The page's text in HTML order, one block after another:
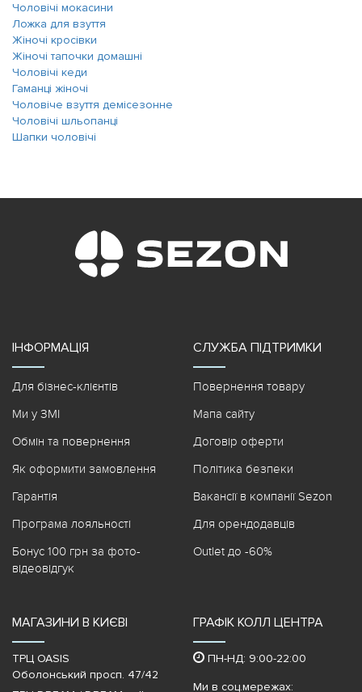
Чоловічі мокасини
Ложка для взуття
Жіночі кросівки
Жіночі тапочки домашні
Чоловічі кеди
Гаманці жіночі
Чоловіче взуття демісезонне
Чоловічі шльопанці
Шапки чоловічі
ІНФОРМАЦІЯ
Для бізнес-клієнтів
Ми у ЗМІ
Обмін та повернення
Як оформити замовлення
Гарантія
Програма лояльності
Бонус 100 грн за фото-
відеовідгук
СЛУЖБА ПІДТРИМКИ
Повернення товару
Мапа сайту
Договір оферти
Політика безпеки
Вакансії в компанії Sezon
Для орендодавців
Outlet до -60%
МАГАЗИНИ В КИЄВІ
ТРЦ OASIS
Оболонський просп. 47/42
ГРАФІК КОЛЛ ЦЕНТРА
ПН-НД: 9:00-22:00
Ми в соц.мережах: